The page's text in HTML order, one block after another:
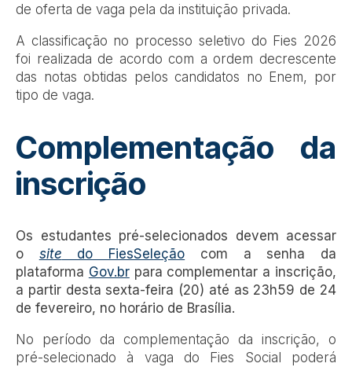
de oferta de vaga pela da instituição privada.
A classificação no processo seletivo do Fies 2026
foi realizada de acordo com a ordem decrescente
das notas obtidas pelos candidatos no Enem, por
tipo de vaga.
Complementação da
inscrição
Os estudantes pré-selecionados devem acessar
o site do FiesSeleção com a senha da
plataforma Gov.brpara complementar a inscrição,
a partir desta sexta-feira (20) até as 23h59 de 24
de fevereiro, no horário de Brasília.
No período da complementação da inscrição, o
pré-selecionado à vaga do Fies Social poderá